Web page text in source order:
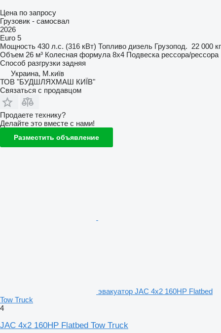
Цена по запросу
Грузовик - самосвал
2026
Euro 5
Мощность 430 л.с. (316 кВт) Топливо дизель Грузопод. 22 000 кг
Объем 26 м³ Колесная формула 8x4 Подвеска рессора/рессора
Способ разгрузки задняя
Украина, М.київ
ТОВ "БУДШЛЯХМАШ КИЇВ"
Связаться с продавцом
Продаете технику?
Делайте это вместе с нами!
Разместить объявление
эвакуатор JAC 4x2 160HP Flatbed
Tow Truck
4
JAC 4x2 160HP Flatbed Tow Truck